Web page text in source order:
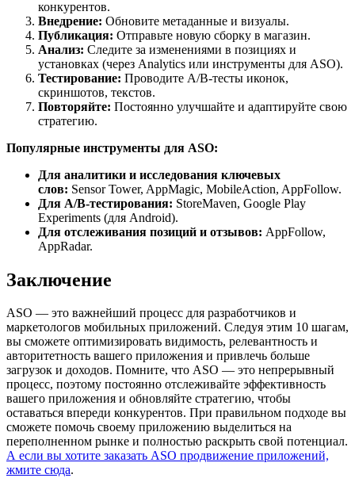
конкурентов.
Внедрение: Обновите метаданные и визуалы.
Публикация: Отправьте новую сборку в магазин.
Анализ: Следите за изменениями в позициях и
установках (через Analytics или инструменты для ASO).
Тестирование: Проводите A/B-тесты иконок,
скриншотов, текстов.
Повторяйте: Постоянно улучшайте и адаптируйте свою
стратегию.
Популярные инструменты для ASO:
Для аналитики и исследования ключевых
слов: Sensor Tower, AppMagic, MobileAction, AppFollow.
Для A/B-тестирования: StoreMaven, Google Play
Experiments (для Android).
Для отслеживания позиций и отзывов: AppFollow,
AppRadar.
Заключение
ASO — это важнейший процесс для разработчиков и
маркетологов мобильных приложений. Следуя этим 10 шагам,
вы сможете оптимизировать видимость, релевантность и
авторитетность вашего приложения и привлечь больше
загрузок и доходов. Помните, что ASO — это непрерывный
процесс, поэтому постоянно отслеживайте эффективность
вашего приложения и обновляйте стратегию, чтобы
оставаться впереди конкурентов. При правильном подходе вы
сможете помочь своему приложению выделиться на
переполненном рынке и полностью раскрыть свой потенциал.
А если вы хотите заказать ASO продвижение приложений,
жмите сюда.